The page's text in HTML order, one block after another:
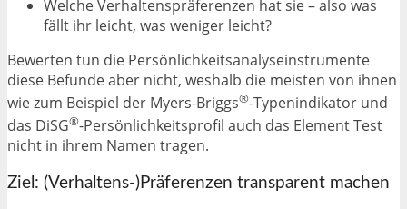
Welche Verhaltenspräferenzen hat sie – also was
fällt ihr leicht, was weniger leicht?
Bewerten tun die Persönlichkeitsanalyseinstrumente
diese Befunde aber nicht, weshalb die meisten von ihnen
wie zum Beispiel der Myers-Briggs®-Typenindikator und
das DiSG®-Persönlichkeitsprofil auch das Element Test
nicht in ihrem Namen tragen.
Ziel: (Verhaltens-)Präferenzen transparent machen